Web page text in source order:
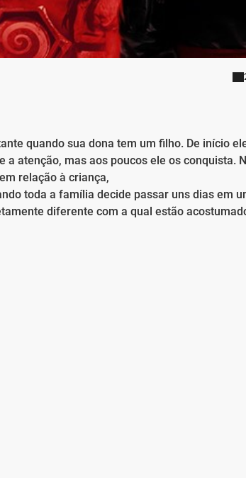
quando sua dona tem um filho. De início
a atenção, mas aos poucos ele os conquista.
relação à criança,
toda a família decide passar uns dias em
diferente com a qual estão